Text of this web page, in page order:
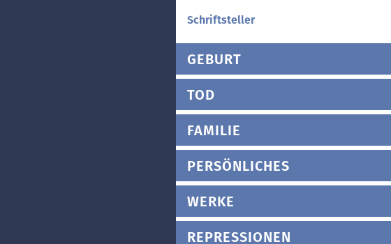
Schriftsteller
GEBURT
TOD
FAMILIE
PERSÖNLICHES
WERKE
REPRESSIONEN